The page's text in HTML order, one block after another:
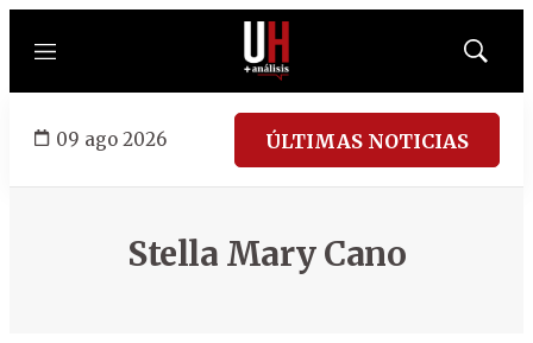
Menú
Mostrar
09 ago 2026 ÚLTIMAS NOTICIAS
Stella Mary Cano